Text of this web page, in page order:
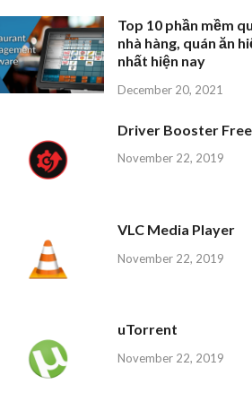
Top 10 phần mềm
nhà hàng, quán ăn
nhất hiện nay
December 20, 2021
Driver Booster Free
November 22, 2019
VLC Media Player
November 22, 2019
uTorrent
November 22, 2019